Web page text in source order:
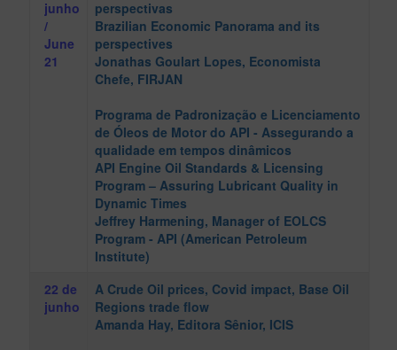
junho
/
June
21
perspectivas
Brazilian Economic Panorama and its
perspectives
Jonathas Goulart Lopes, Economista
Chefe, FIRJAN
Programa de Padronização e Licenciamento
de Óleos de Motor do API - Assegurando a
qualidade em tempos dinâmicos
API Engine Oil Standards & Licensing
Program – Assuring Lubricant Quality in
Dynamic Times
Jeffrey Harmening, Manager of EOLCS
Program - API (American Petroleum
Institute)
22 de
junho
A Crude Oil prices, Covid impact, Base Oil
Regions trade flow
Amanda Hay, Editora Sênior, ICIS